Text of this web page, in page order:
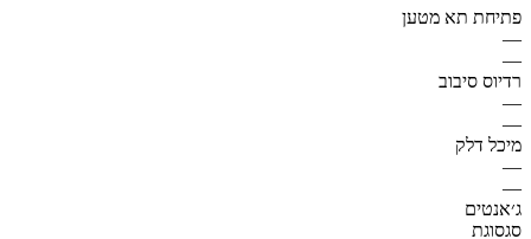
פתיחת תא מטען
—
—
רדיוס סיבוב
—
—
מיכל דלק
—
—
ג׳אנטים
סגסוגת